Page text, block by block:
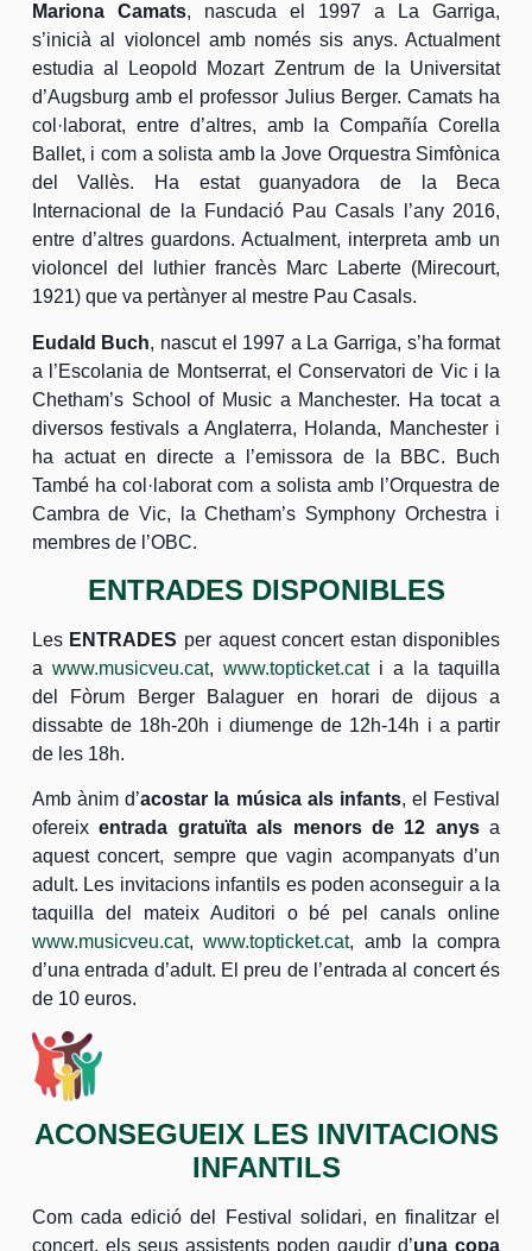
Mariona Camats, nascuda el 1997 a La Garriga,
s’inicià al violoncel amb només sis anys. Actualment
estudia al Leopold Mozart Zentrum de la Universitat
d’Augsburg amb el professor Julius Berger. Camats ha
col·laborat, entre d’altres, amb la Compañía Corella
Ballet, i com a solista amb la Jove Orquestra Simfònica
del Vallès. Ha estat guanyadora de la Beca
Internacional de la Fundació Pau Casals l’any 2016,
entre d’altres guardons. Actualment, interpreta amb un
violoncel del luthier francès Marc Laberte (Mirecourt,
1921) que va pertànyer al mestre Pau Casals.
Eudald Buch, nascut el 1997 a La Garriga, s’ha format
a l’Escolania de Montserrat, el Conservatori de Vic i la
Chetham’s School of Music a Manchester. Ha tocat a
diversos festivals a Anglaterra, Holanda, Manchester i
ha actuat en directe a l’emissora de la BBC. Buch
També ha col·laborat com a solista amb l’Orquestra de
Cambra de Vic, la Chetham’s Symphony Orchestra i
membres de l’OBC.
ENTRADES DISPONIBLES
LesENTRADES per aquest concert estan disponibles
a www.musicveu.cat, www.topticket.cati a la taquilla
del Fòrum Berger Balaguer en horari de dijous a
dissabte de 18h-20h i diumenge de 12h-14h i a partir
de les 18h.
Amb ànim d’acostar la música als infants, el Festival
ofereixentrada gratuïta als menors de 12 anysa
aquest concert, sempre que vagin acompanyats d’un
adult. Les invitacions infantils es poden aconseguir a la
taquilla del mateix Auditori o bé pel canals online
www.musicveu.cat,www.topticket.cat, amb la compra
d’una entrada d’adult. El preu de l’entrada al concert és
de 10 euros.
ACONSEGUEIX LES INVITACIONS
INFANTILS
Com cada edició del Festival solidari, en finalitzar el
concert, els seus assistents poden gaudir d’una copa